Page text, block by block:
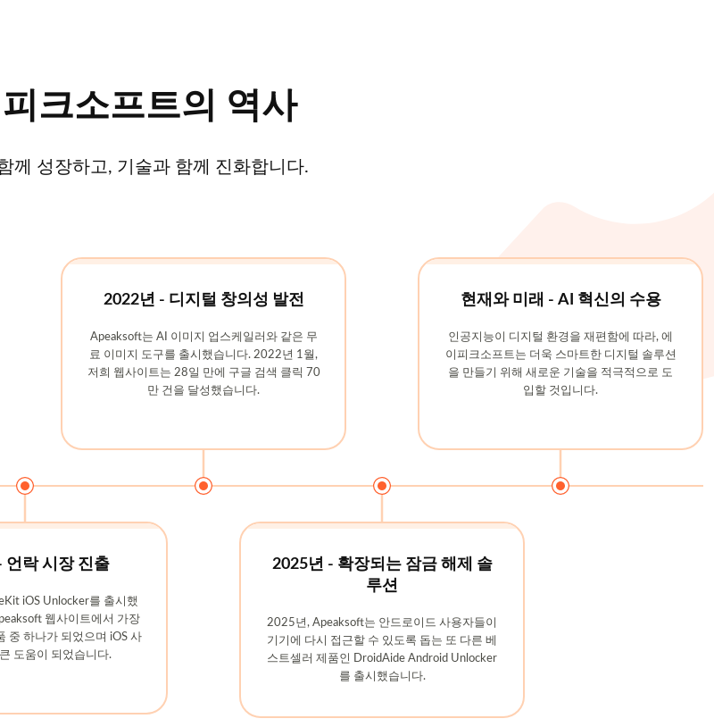
크소프트의 역사
께 성장하고, 기술과 함께 진화합니다.
언락 시장 진출
iOS Unlocker를 출시했
웹사이트에서 가장
중 하나가 되었으며 iOS 사
도움이 되었습니다.
2022년 - 디지털 창의성 발전
Apeaksoft는 AI 이미지 업스케일러와 같은 무
료 이미지 도구를 출시했습니다. 2022년 1월,
저희 웹사이트는 28일 만에 구글 검색 클릭 70
만 건을 달성했습니다.
2025년 - 확장되는 잠금 해제 솔
루션
2025년, Apeaksoft는 안드로이드 사용자들이
기기에 다시 접근할 수 있도록 돕는 또 다른 베
스트셀러 제품인 DroidAide Android Unlocker
를 출시했습니다.
현재와 ​​미래 - AI 혁신의 수용
인공지능이 디지털 환경을 재편함에 따라, 에
이피크소프트는 더욱 스마트한 디지털 솔루션
을 만들기 위해 새로운 기술을 적극적으로 도
입할 것입니다.